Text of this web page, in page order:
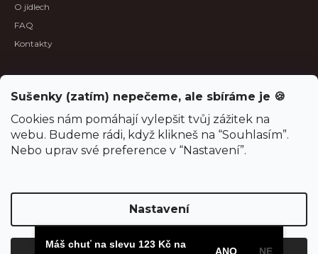
Sušenky (zatím) nepečeme, ale sbíráme je 🍪
Cookies nám pomáhají vylepšit tvůj zážitek na
webu. Budeme rádi, když klikneš na “Souhlasím”.
Nebo uprav své preference v “Nastavení”.
Nastavení
O jídlech
FAQ
Kontakty
B2B spolupráce
Aktuality
Projekty, dotace, povinná publicita
Vytvořil Shoptet
Máš chuť na slevu 123 Kč na
ANO NE